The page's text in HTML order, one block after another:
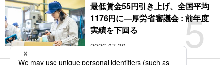
5
最低賃金55円引き上げ、全国平均
1176円に―厚労省審議会 : 前年度
実績を下回る
2026.07.30